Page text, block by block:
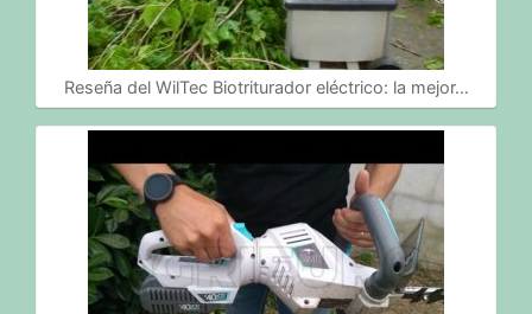
Reseña del WilTec Biotriturador eléctrico: la mejor…